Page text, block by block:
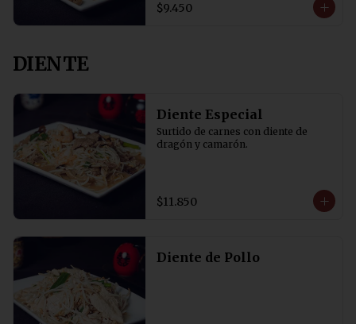
$9.450
DIENTE
Diente Especial
Surtido de carnes con diente de
dragón y camarón.
$11.850
Diente de Pollo